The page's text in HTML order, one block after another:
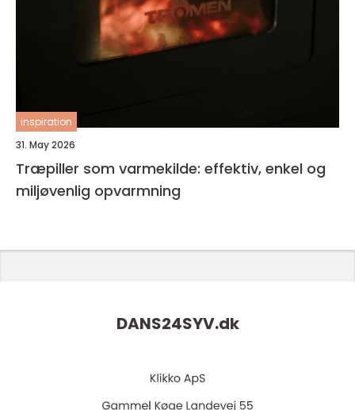
inspiration
31. May 2026
Træpiller som varmekilde: effektiv, enkel og
miljøvenlig opvarmning
DANS24SYV.dk